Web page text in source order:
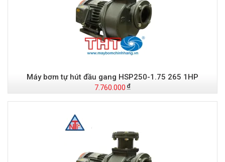
Máy bơm tự hút đầu gang HSP250-1.75 265 1HP
7.760.000